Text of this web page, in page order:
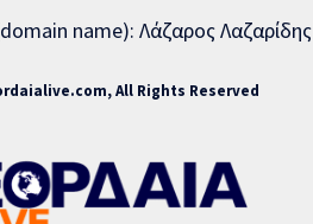
name): Λάζαρος Λαζαρίδης
All Rights Reserved